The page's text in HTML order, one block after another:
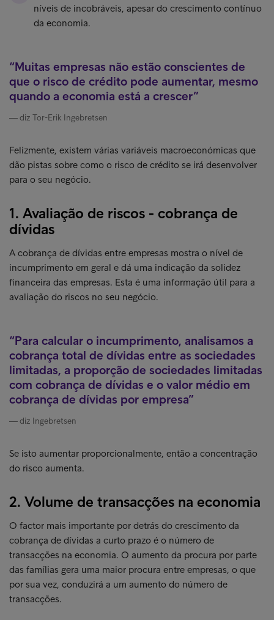
níveis de incobráveis, apesar do crescimento contínuo
da economia.
Muitas empresas não estão conscientes de
que o risco de crédito pode aumentar, mesmo
quando a economia está a crescer
diz Tor-Erik Ingebretsen
Felizmente, existem várias variáveis macroeconómicas que
dão pistas sobre como o risco de crédito se irá desenvolver
para o seu negócio.
1. Avaliação de riscos - cobrança de
dívidas
A cobrança de dívidas entre empresas mostra o nível de
incumprimento em geral e dá uma indicação da solidez
financeira das empresas. Esta é uma informação útil para a
avaliação do riscos no seu negócio.
Para calcular o incumprimento, analisamos a
cobrança total de dívidas entre as sociedades
limitadas, a proporção de sociedades limitadas
com cobrança de dívidas e o valor médio em
cobrança de dívidas por empresa
diz Ingebretsen
Se isto aumentar proporcionalmente, então a concentração
do risco aumenta.
2. Volume de transacções na economia
O factor mais importante por detrás do crescimento da
cobrança de dívidas a curto prazo é o número de
transacções na economia. O aumento da procura por parte
das famílias gera uma maior procura entre empresas, o que
por sua vez, conduzirá a um aumento do número de
transacções.